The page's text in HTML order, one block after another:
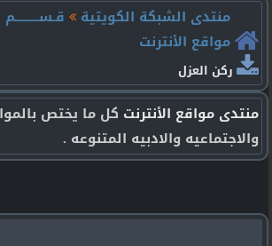
منتدى الشبكة الكويتية
مواقع الأنترنت
ركن العزل
منتدى مواقع الأنترنت كل ما يختص
والاجتماعيه والادبيه المتنوعه .